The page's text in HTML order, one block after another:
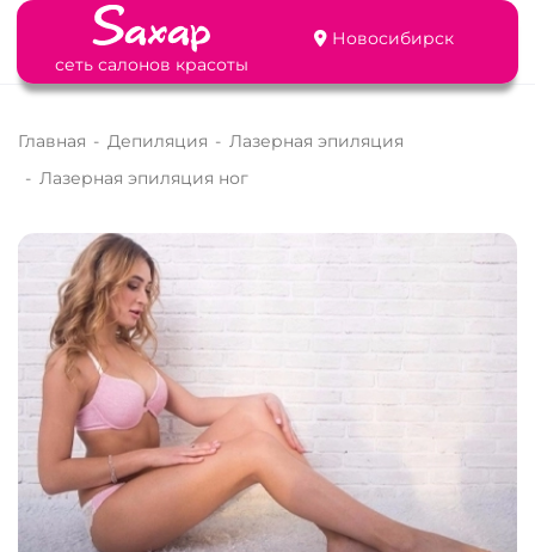
сеть салонов красоты
Новосибирск
Главная - Депиляция - Лазерная эпиляция
- Лазерная эпиляция ног